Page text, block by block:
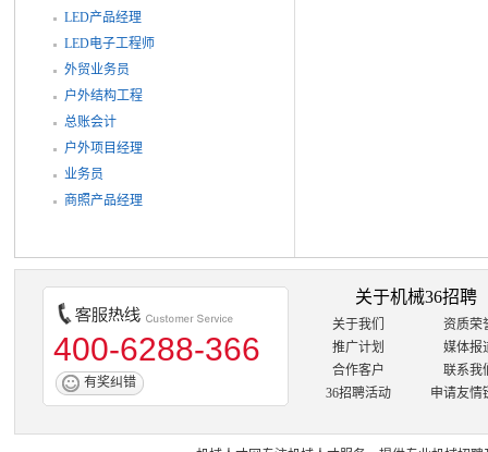
LED产品经理
LED电子工程师
外贸业务员
户外结构工程
总账会计
户外项目经理
业务员
商照产品经理
400-6288-366
有奖纠错
关于机械36招聘
关于我们
资质荣
推广计划
媒体报
合作客户
联系我
36招聘活动
申请友情